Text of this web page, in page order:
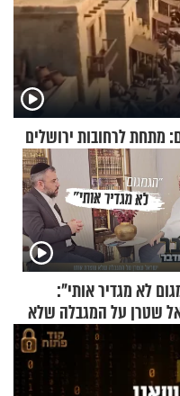
לרחובות ירושלים
לא מגדיר אותי":
שטרן על המגבלה שלא
אותו